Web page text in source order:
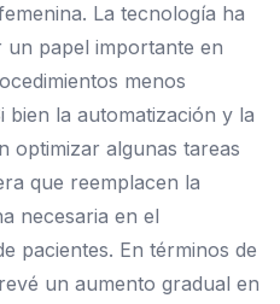
La tecnología ha
un papel importante en
menos
bien la automatización y la
optimizar algunas tareas
que reemplacen la
necesaria en el
pacientes. En términos de
un aumento gradual en